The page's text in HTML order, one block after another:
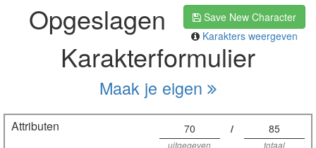
Save New Character
Karakters weergeven
Opgeslagen
Karakterformulier
Maak je eigen
Attributen 70 / 85
uitgegeven
totaal